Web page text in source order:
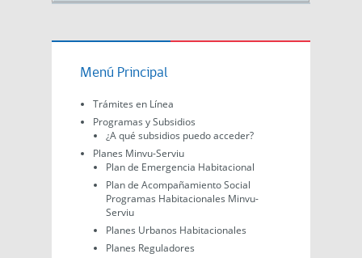
Menú Principal
Trámites en Línea
Programas y Subsidios
¿A qué subsidios puedo acceder?
Planes Minvu-Serviu
Plan de Emergencia Habitacional
Plan de Acompañamiento Social
Programas Habitacionales Minvu-
Serviu
Planes Urbanos Habitacionales
Planes Reguladores